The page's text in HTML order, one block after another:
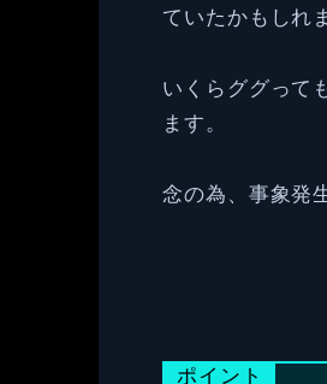
ていたかもしれ
いくらググって
ます。
念の為、事象発